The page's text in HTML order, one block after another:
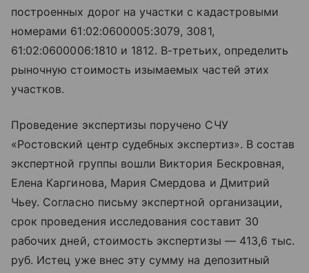
построенных дорог на участки с кадастровыми
номерами 61:02:0600005:3079, 3081,
61:02:0600006:1810 и 1812. В-третьих, определить
рыночную стоимость изымаемых частей этих
участков.
Проведение экспертизы поручено СЧУ
«Ростовский центр судебных экспертиз». В состав
экспертной группы вошли Виктория Бескровная,
Елена Каргинова, Мария Смердова и Дмитрий
Чьеу. Согласно письму экспертной организации,
срок проведения исследования составит 30
рабочих дней, стоимость экспертизы — 413,6 тыс.
руб. Истец уже внес эту сумму на депозитный